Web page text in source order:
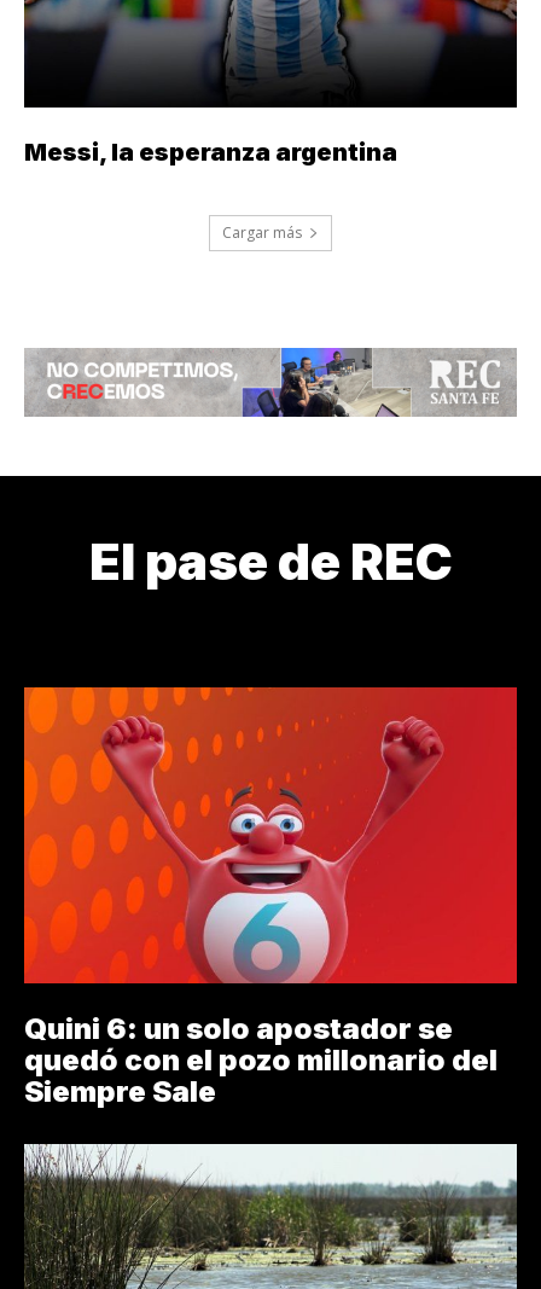
Messi, la esperanza argentina
Cargar más
El pase de REC
Quini 6: un solo apostador se
quedó con el pozo millonario del
Siempre Sale